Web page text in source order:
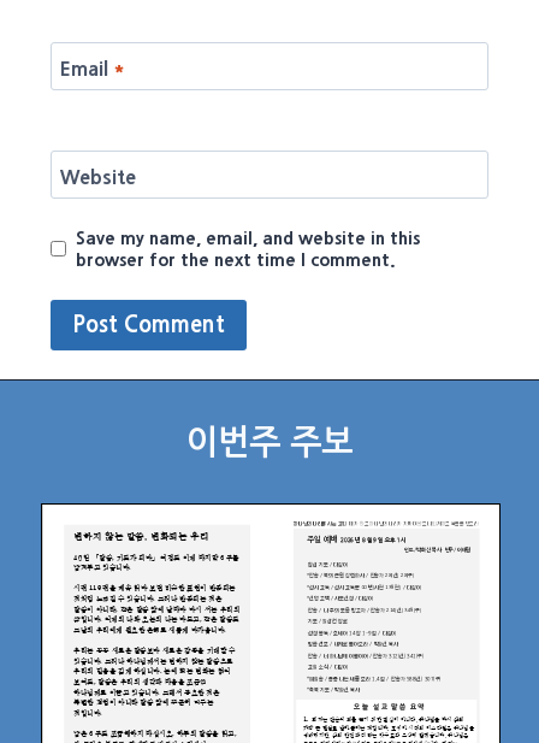
Email *
Website
Save my name, email, and website in this
browser for the next time I comment.
이번주 주보